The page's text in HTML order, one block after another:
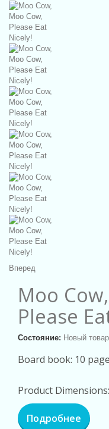
Вперед
Moo
Please
Состояние: Новый товар
Board book: 10
Product
Подробнее